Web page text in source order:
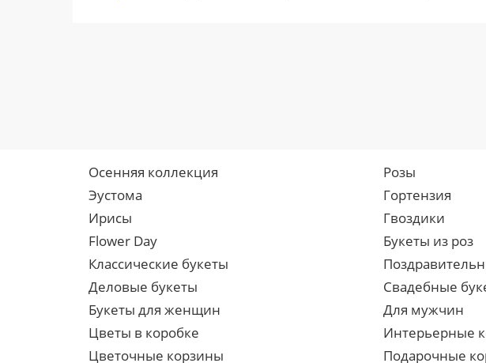
Осенняя коллекция Розы
Эустома
Гортензия
Ирисы
Гвоздики
Flower Day
Букеты из роз
Классические букеты
Деловые букеты
Свадебные
Букеты для женщин
Для мужчин
Цветы в коробке
Интерьерные
Цветочные корзины
Подарочные